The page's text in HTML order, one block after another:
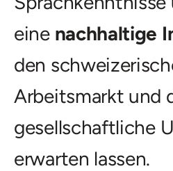
eine nachhaltige
den
Arbeitsmarkt und
gesellschaftliche
erwarten lassen.